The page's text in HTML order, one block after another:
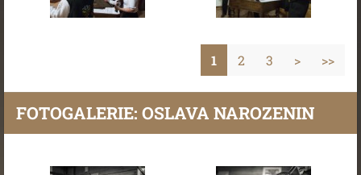
1 2 3 > >>
FOTOGALERIE: OSLAVA NAROZENIN